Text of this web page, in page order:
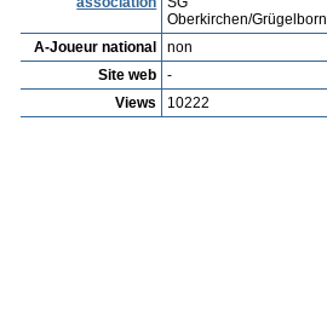
Oberkirchen/Grügelborn
A-Joueur national
non
Site web
-
Views
10222